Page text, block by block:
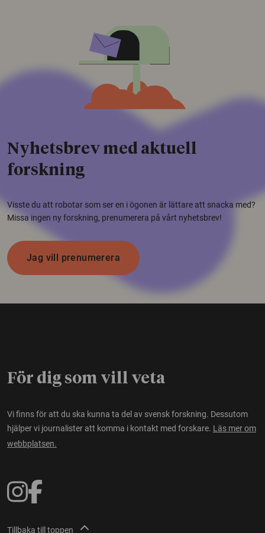
Nyhetsbrev med aktuell
forskning
Visste du att robotar som ser en i ögonen är lättare att snacka med?
Missa ingen ny forskning, prenumerera på vårt nyhetsbrev!
Jag vill prenumerera
För dig som vill veta
Vi finns för att du ska kunna ta del av svensk forskning. Dessutom
hjälper vi journalister att komma i kontakt med forskare. Läs mer om
webbplatsen.
Tillbaka till toppen